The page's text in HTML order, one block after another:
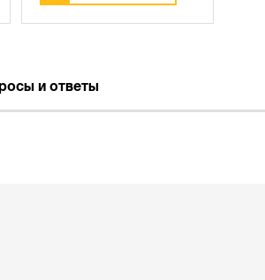
и ответы